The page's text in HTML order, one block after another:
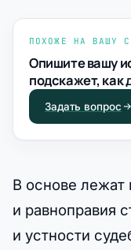
ПОХОЖЕ НА ВАШУ
Опишите вашу
подскажет, как
Задать вопрос
В основе лежат
и равноправия
и устности